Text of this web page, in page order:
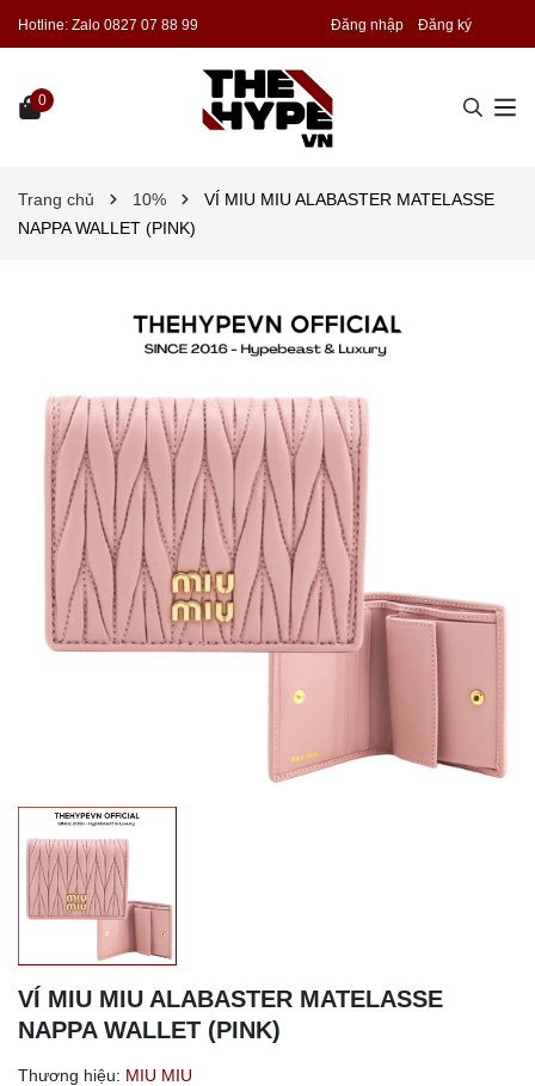
Hotline: Zalo 0827 07 88 99 Đăng nhập Đăng ký
0
Trang chủ 10%
VÍ MIU MIU ALABASTER MATELASSE
NAPPA WALLET (PINK)
VÍ MIU MIU ALABASTER MATELASSE
NAPPA WALLET (PINK)
Thương hiệu: MIU MIU